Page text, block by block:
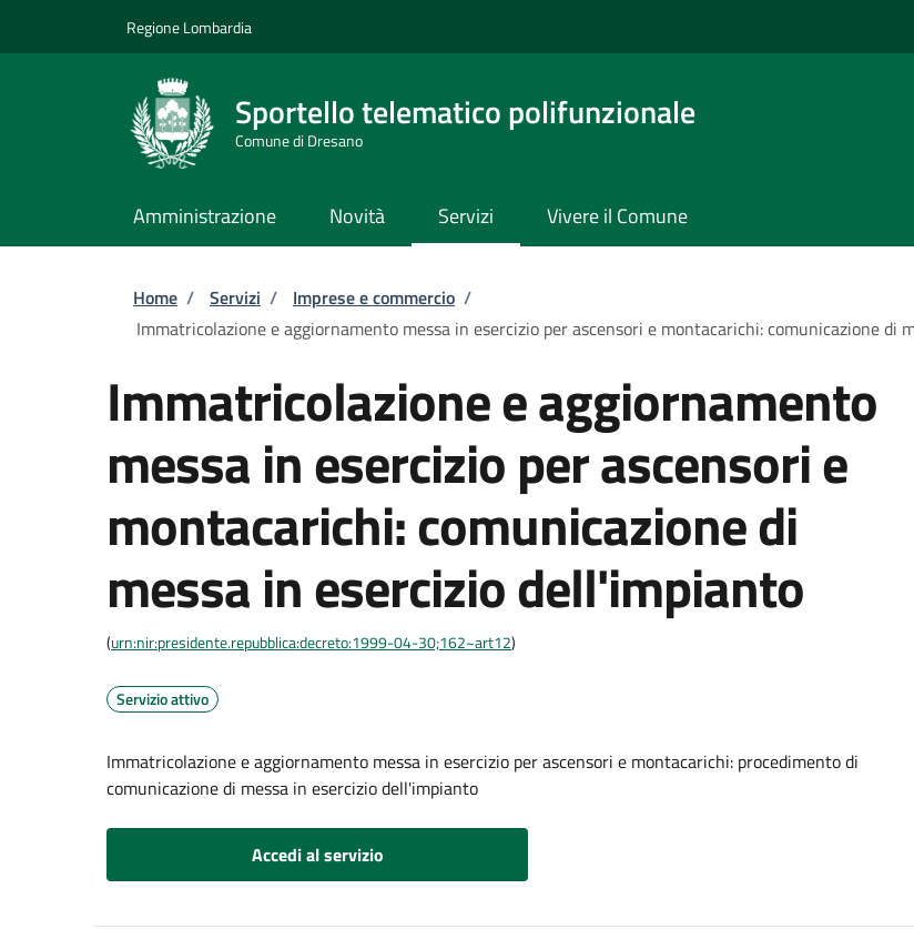
Regione Lombardia
Sportello telematico polifunzionale
Comune di Dresano
Amministrazione Novità Servizi Vivere il Comune
Briciole di pane
Home / Servizi / Imprese e commercio /
Immatricolazione e aggiornamento messa in esercizio per ascensori e montacarichi: comunicazione di
Immatricolazione e aggiornamento
messa in esercizio per ascensori e
montacarichi: comunicazione di
messa in esercizio dell'impianto
(urn:nir:presidente.repubblica:decreto:1999-04-30;162~art12)
Servizio attivo
Immatricolazione e aggiornamento messa in esercizio per ascensori e montacarichi: procedimento di
comunicazione di messa in esercizio dell'impianto
Accedi al servizio